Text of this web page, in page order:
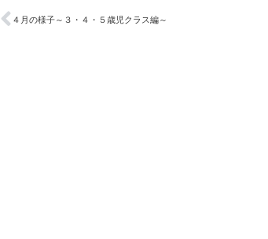
４月の様子～３・４・５歳児クラス編～